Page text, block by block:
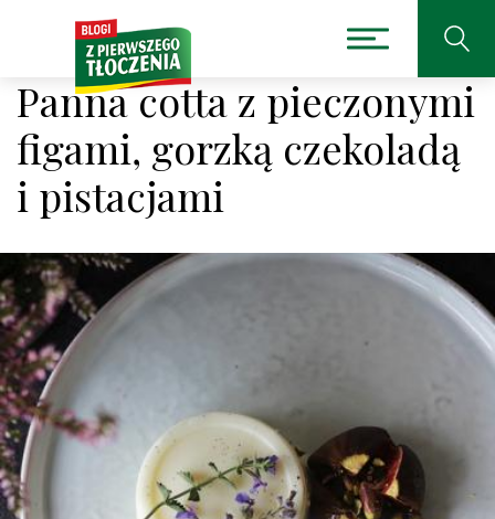
Panna cotta z pieczonymi
figami, gorzką czekoladą
i pistacjami